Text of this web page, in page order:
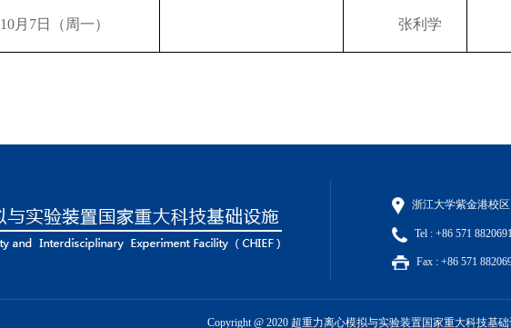
10月7日（周一） 张利学
浙江大学紫金港校区
Tel : +86 571
Fax : +86 571
Copyright @ 2020 超重力离心模拟与实验装置国家重大科技基础